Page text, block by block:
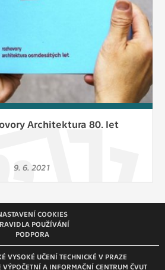
anonymizovaných
které nám pomáhají
Zpravidla jde o
stran, které k
zobrazení
a cílení obsahu podle
stran, které nám
chování
Architektura 80. let
9. 6. 2021
VYSOKÉ UČENÍ TECHNICKÉ V PRAZE
A INFORMAČNÍ CENTRUM ČVUT
COOKIES
POUŽÍVÁNÍ
PODPORA